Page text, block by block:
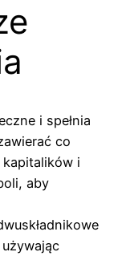
i spełnia
co
i
aby